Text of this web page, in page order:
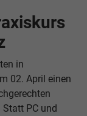
in
02. April einen
PC und